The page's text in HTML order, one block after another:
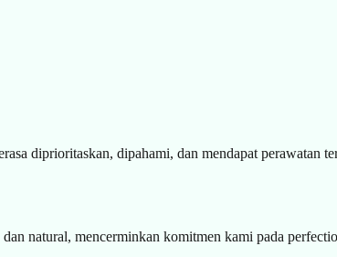
diprioritaskan, dipahami, dan mendapat perawatan
natural, mencerminkan komitmen kami pada